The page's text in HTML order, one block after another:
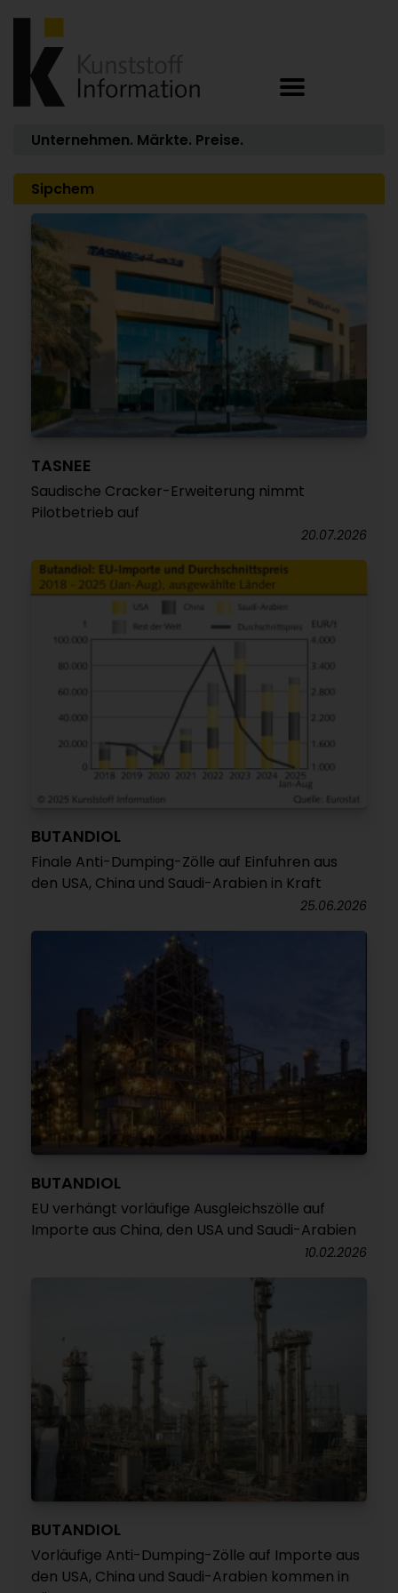
Unternehmen. Märkte. Preise.
Sipchem
TASNEE
Saudische Cracker-Erweiterung nimmt
Pilotbetrieb auf
20.07.2026
BUTANDIOL
Finale Anti-Dumping-Zölle auf Einfuhren aus
den USA, China und Saudi-Arabien in Kraft
25.06.2026
BUTANDIOL
EU verhängt vorläufige Ausgleichszölle auf
Importe aus China, den USA und Saudi-Arabien
10.02.2026
BUTANDIOL
Vorläufige Anti-Dumping-Zölle auf Importe aus
den USA, China und Saudi-Arabien kommen in